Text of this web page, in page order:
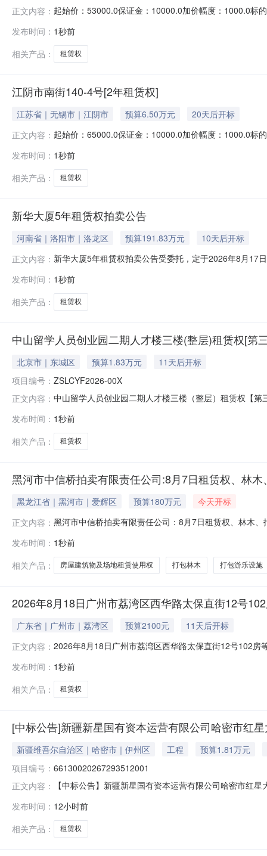
正文内容： 起始价：53000.0保证金：10000.0加价幅度：1000.0标
开竞拍活动。产权人承诺本次行为已履行了必要的审批
发布时间： 1秒前
相关产品：
租赁权
江阴市南街140-4号[2年租赁权]
江苏省｜无锡市｜江阴市 预算6.50万元
20天后开标
正文内容： 起始价：65000.0保证金：10000.0加价幅度：1000.0标
开竞拍活动。产权人承诺本次行为已履行了必要的审批
发布时间： 1秒前
相关产品：
租赁权
新华大厦5年租赁权拍卖公告
河南省｜洛阳市｜洛龙区 预算191.83万元
10天后开标
正文内容： 新华大厦5年租赁权拍卖公告受委托，定于2026年8月17
公司咨询。三、报名及竞拍事项：意向人须于2026年8
发布时间： 1秒前
相关产品：
租赁权
中山留学人员创业园二期人才楼三楼(整层)租赁权[第
北京市｜东城区 预算1.83万元
11天后开标
项目编号： ZSLCYF2026-00X
正文内容： 中山留学人员创业园二期人才楼三楼（整层）租赁权【
租期装修免租期免租期起拍价竞买保证金竞价幅度中山
发布时间： 1秒前
相关产品：
租赁权
黑河市中信桥拍卖有限责任公司:8月7日租赁权、林
黑龙江省｜黑河市｜爱辉区 预算180万元
今天开标
正文内容： 黑河市中信桥拍卖有限责任公司：8月7日租赁权、林木
院部住院部一楼，面积约：42.4㎡。租期两年，租金一
公室、宿舍等，
发布时间： 1秒前
相关产品：
房屋建筑物及场地租赁使用权 打包林木 打包游乐设施
2026年8月18日广州市荔湾区西华路太保直街12号
广东省｜广州市｜荔湾区 预算2100元
11天后开标
正文内容： 2026年8月18日广州市荔湾区西华路太保直街12号102
权62.84住宅60每年递增1%2,1006,300是（原合同有效
发布时间： 1秒前
相关产品：
租赁权
[中标公告]新疆新星国有资本运营有限公司哈密市红
新疆维吾尔自治区｜哈密市｜伊州区 工程
预算1.81万元
项目编号： 66130020267293512001
正文内容：
【中标公告】新疆新星国有资本运营有限公司哈密市红
限公司哈密市红星大厦四层404室租赁权挂牌
运营有限公
发布时间： 12小时前
相关产品：
租赁权